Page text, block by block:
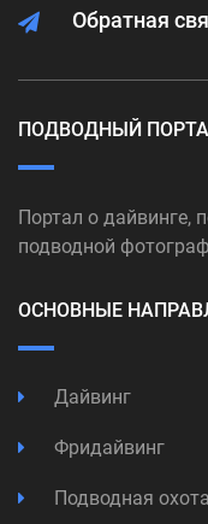
Обратная
ПОДВОДНЫЙ
Портал о дайвинге,
подводной
ОСНОВНЫЕ
Дайвинг
Фридайвинг
Подводная охота